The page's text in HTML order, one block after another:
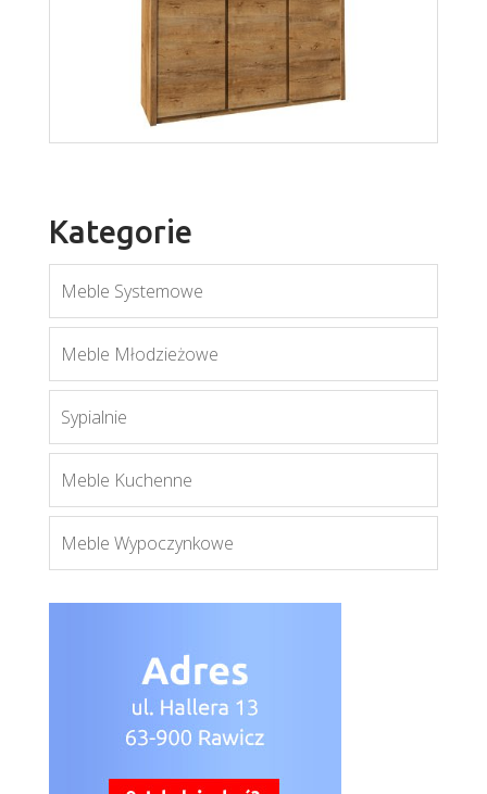
Kora KLS
Więcej
Więcej
Kategorie
Meble Systemowe
Meble Młodzieżowe
Sypialnie
Meble Kuchenne
Meble Wypoczynkowe